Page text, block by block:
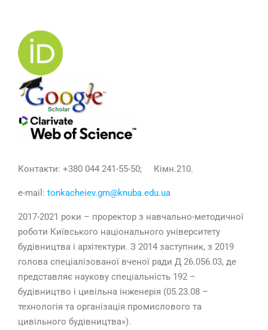
Контакти: +380 044 241-55-50; Кімн.210.
e-mail: tonkacheiev.gm@knuba.edu.ua
2017-2021 роки – проректор з навчально-методичної
роботи Київського національного університету
будівництва і архітектури. З 2014 заступник, з 2019
голова спеціалізованої вченої ради Д 26.056.03, де
представляє наукову спеціальність 192 –
будівництво і цивільна інженерія (05.23.08 –
технологія та організація промислового та
цивільного будівництва»).